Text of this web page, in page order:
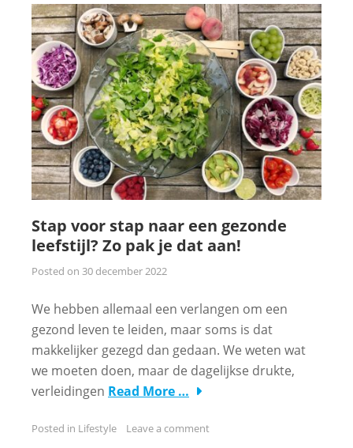
Stap voor stap naar een gezonde
leefstijl? Zo pak je dat aan!
Posted on 30 december 2022
We hebben allemaal een verlangen om een
gezond leven te leiden, maar soms is dat
makkelijker gezegd dan gedaan. We weten wat
we moeten doen, maar de dagelijkse drukte,
verleidingen Read More …
Posted in Lifestyle Leave a comment